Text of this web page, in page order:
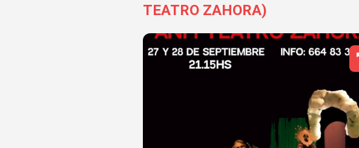
TEATRO ZAHORA)